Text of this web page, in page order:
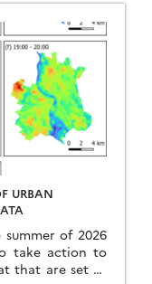
URBAN
summer of 2026
take action to
that are set to